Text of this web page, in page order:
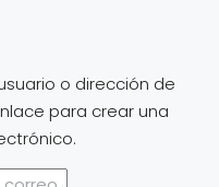
o dirección de
para crear una